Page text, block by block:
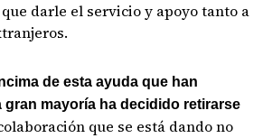
darle el servicio y apoyo tanto a
de esta ayuda que han
gran mayoría ha decidido retirarse
que se está dando no